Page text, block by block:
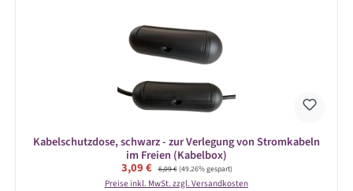
Kabelschutzdose, schwarz - zur Verlegung von Stromkabeln
im Freien (Kabelbox)
Verkaufspreis:
3,09 € Regulärer Preis:
6,09 €(49.26% gespart)
Preise inkl. MwSt. zzgl. Versandkosten